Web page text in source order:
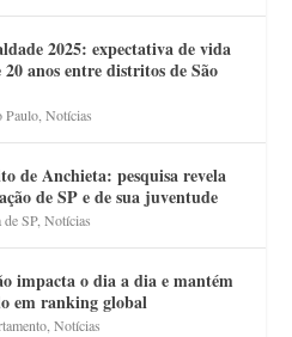
2025: expectativa de vida
anos entre distritos de São
Paulo,Notícias
de Anchieta: pesquisa revela
de SP e de sua juventude
SP,Notícias
impacta o dia a dia e mantém
em ranking global
,Notícias